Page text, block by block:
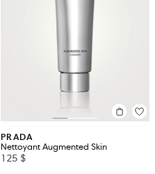
PRADA
Nettoyant Augmented Skin
125 $